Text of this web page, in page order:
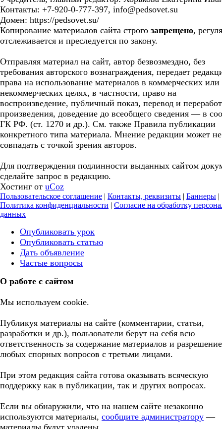
Контакты: +7-920-0-777-397, info@pedsovet.su
Домен: https://pedsovet.su/
Копирование материалов сайта строго запрещено,
отслеживается и преследуется по закону.
Отправляя материал на сайт, автор безвозмездно, без
требования авторского вознаграждения, передает
права на использование материалов в коммерческих или
некоммерческих целях, в частности, право на
воспроизведение, публичный показ, перевод и
произведения, доведение до всеобщего сведения — в
ГК РФ. (ст. 1270 и др.). См. также Правила публикации
конкретного типа материала. Мнение редакции может не
совпадать с точкой зрения авторов.
Для подтверждения подлинности выданных сайтом
сделайте запрос в редакцию.
Хостинг от uCoz
Пользовательское соглашение | Контакты, реквизиты | Баннеры |
Политика конфиденциальности | Согласие на обработку
данных
Опубликовать урок
Опубликовать статью
Дать объявление
Частые вопросы
О работе с сайтом
Мы используем cookie.
Публикуя материалы на сайте (комментарии, статьи,
разработки и др.), пользователи берут на себя всю
ответственность за содержание материалов и разрешение
любых спорных вопросов с третьми лицами.
При этом редакция сайта готова оказывать всяческую
поддержку как в публикации, так и других вопросах.
Если вы обнаружили, что на нашем сайте незаконно
используются материалы, сообщите администратору —
материалы будут удалены.